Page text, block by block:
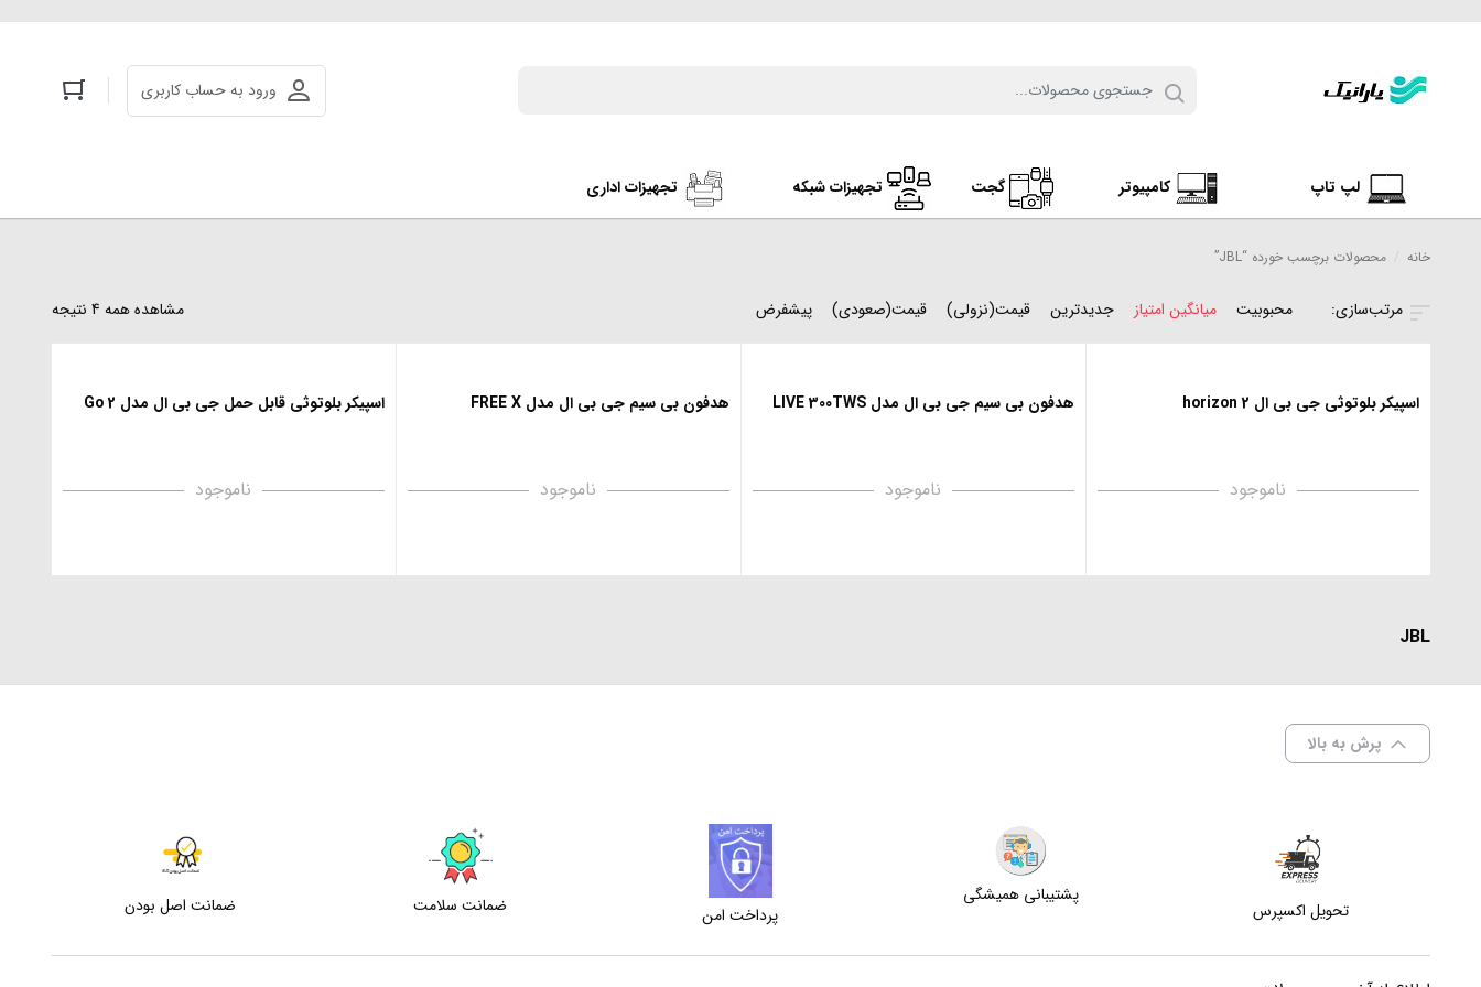
ورود به حساب کاربری
لپ تاپ کامپیوتر گجت تجهیزات شبکه تجهیزات اداری
خانه محصولات برچسب خورده “JBL”
مشاهده همه 4 نتیجه محبوبیت میانگین امتیاز جدیدترین قیمت(نزولی) قیمت(صعودی) پیشفرض
اسپیکر بلوتوثی جی بی ال horizon 2
ناموجود
هدفون بی سیم جی بی ال مدل LIVE 300TWS
ناموجود
هدفون بی سیم جی بی ال مدل FREE X
ناموجود
اسپیکر بلوتوثی قابل حمل جی بی ال مدل Go 2
ناموجود
JBL
پرش به بالا
تحویل اکسپرس
پشتیبانی همیشگی
پرداخت امن
ضمانت سلامت ضمانت اصل بودن